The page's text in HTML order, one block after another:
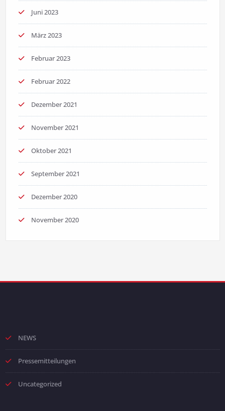
Juni 2023
März 2023
Februar 2023
Februar 2022
Dezember 2021
November 2021
Oktober 2021
September 2021
Dezember 2020
November 2020
NEWS
Pressemitteilungen
Uncategorized